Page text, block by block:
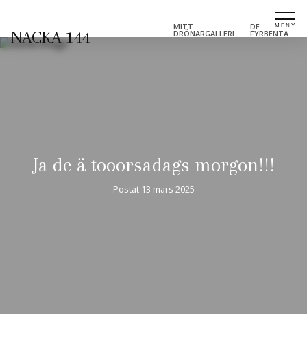
NACKA 144
MITT
DRÖNARGALLERI
DE
FYRBENTA.
Ja de ä tooorsadags morgon!!!
Postat 13 mars 2025